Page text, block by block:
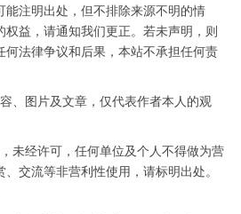
能注明出处，但不排除来源不明的情
益，请通知我们更正。若未声明，则
何法律争议和后果，本站不承担任何责
、图片及文章，仅代表作者本人的观
未经许可，任何单位及个人不得做为营
交流等非营利性使用，请标明出处。